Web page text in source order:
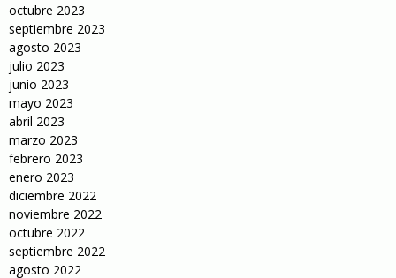
octubre 2023
septiembre 2023
agosto 2023
julio 2023
junio 2023
mayo 2023
abril 2023
marzo 2023
febrero 2023
enero 2023
diciembre 2022
noviembre 2022
octubre 2022
septiembre 2022
agosto 2022